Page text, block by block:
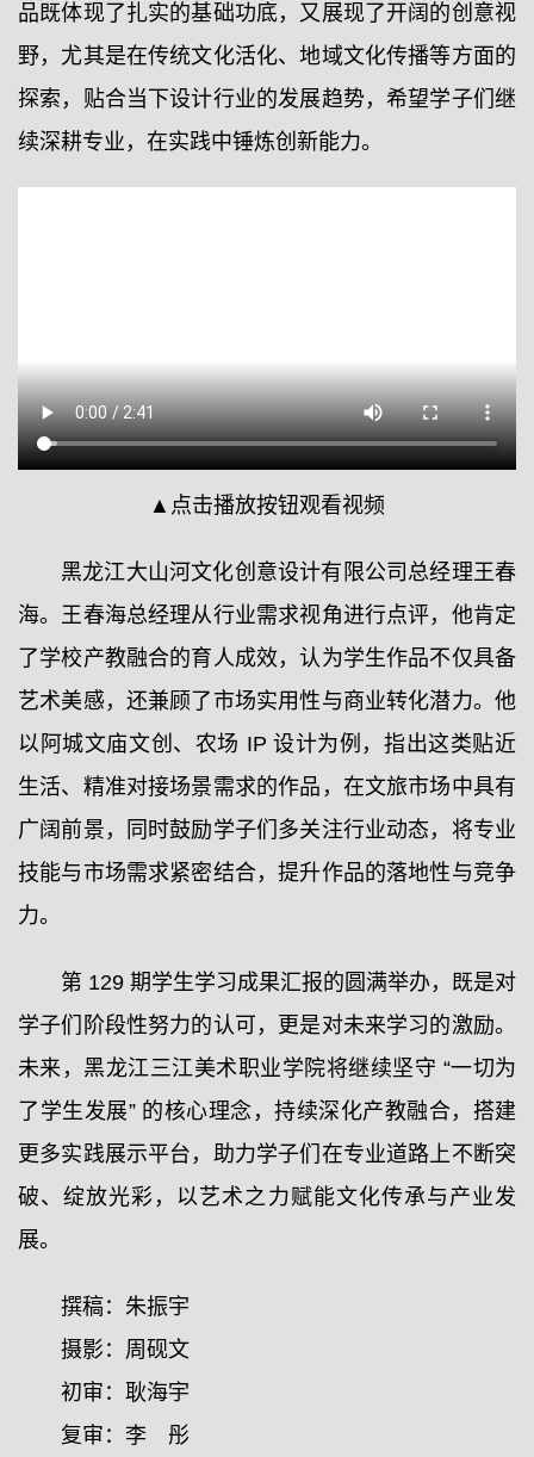
品既体现了扎实的基础功底，又展现了开阔的创意视
野，尤其是在传统文化活化、地域文化传播等方面的
探索，贴合当下设计行业的发展趋势，希望学子们继
续深耕专业，在实践中锤炼创新能力。
▲点击播放按钮观看视频
黑龙江大山河文化创意设计有限公司总经理王春
海。王春海总经理从行业需求视角进行点评，他肯定
了学校产教融合的育人成效，认为学生作品不仅具备
艺术美感，还兼顾了市场实用性与商业转化潜力。他
以阿城文庙文创、农场 IP 设计为例，指出这类贴近
生活、精准对接场景需求的作品，在文旅市场中具有
广阔前景，同时鼓励学子们多关注行业动态，将专业
技能与市场需求紧密结合，提升作品的落地性与竞争
力。
第 129 期学生学习成果汇报的圆满举办，既是对
学子们阶段性努力的认可，更是对未来学习的激励。
未来，黑龙江三江美术职业学院将继续坚守 “一切为
了学生发展” 的核心理念，持续深化产教融合，搭建
更多实践展示平台，助力学子们在专业道路上不断突
破、绽放光彩，以艺术之力赋能文化传承与产业发
展。
撰稿：朱振宇
摄影：周砚文
初审：耿海宇
复审：李 彤